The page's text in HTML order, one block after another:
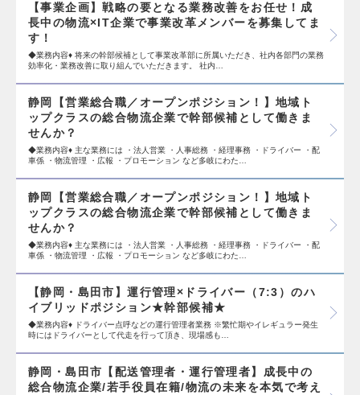
【事業企画】戦略の要となる業務改善をお任せ！成
長中の物流×IT企業で事業改革メンバーを募集してま
す！
◆業務内容♦ 将来の幹部候補として事業改革部に所属いただき、社内各部門の業務
効率化・業務改善に取り組んでいただきます。 社内…
静岡【営業総合職／オープンポジション！】地域ト
ップクラスの総合物流企業で幹部候補として働きま
せんか？
◆業務内容♦ 主な業務には ・法人営業 ・人事総務 ・経理事務 ・ドライバー ・配
車係 ・物流管理 ・広報 ・プロモーション など多岐にわた…
静岡【営業総合職／オープンポジション！】地域ト
ップクラスの総合物流企業で幹部候補として働きま
せんか？
◆業務内容♦ 主な業務には ・法人営業 ・人事総務 ・経理事務 ・ドライバー ・配
車係 ・物流管理 ・広報 ・プロモーション など多岐にわた…
【静岡・島田市】運行管理×ドライバー（7:3）のハ
イブリッドポジション★幹部候補★
◆業務内容♦ ドライバー点呼などの運行管理者業務 ※繁忙期やイレギュラー発生
時にはドライバーとして代走を行って頂き、現場感も…
静岡・島田市【配送管理者・運行管理者】成長中の
総合物流企業/若手役員在籍/物流の未来を本気で考え